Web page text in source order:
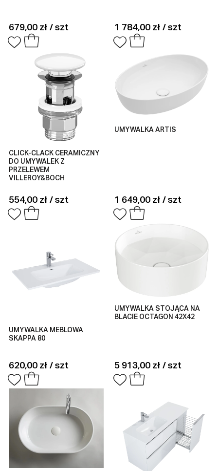
679,00 zł / szt 1 784,00 zł / szt
CLICK-CLACK CERAMICZNY
DO UMYWALEK Z
PRZELEWEM
VILLEROY&BOCH
554,00 zł / szt
UMYWALKA ARTIS
1 649,00 zł / szt
UMYWALKA MEBLOWA
SKAPPA 80
620,00 zł / szt
UMYWALKA STOJĄCA NA
BLACIE OCTAGON 42X42
5 913,00 zł / szt